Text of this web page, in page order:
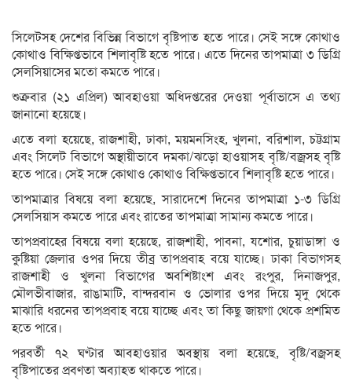
সিলেটসহ দেশের বিভিন্ন বিভাগে বৃষ্টিপাত হতে পারে। সেই সঙ্গে কোথাও
কোথাও বিক্ষিপ্তভাবে শিলাবৃষ্টি হতে পারে। এতে দিনের তাপমাত্রা ৩ ডিগ্রি
সেলসিয়াসের মতো কমতে পারে।
শুক্রবার (২১ এপ্রিল) আবহাওয়া অধিদপ্তরের দেওয়া পূর্বাভাসে এ তথ্য
জানানো হয়েছে।
এতে বলা হয়েছে, রাজশাহী, ঢাকা, ময়মনসিংহ, খুলনা, বরিশাল, চট্টগ্রাম
এবং সিলেট বিভাগে অস্থায়ীভাবে দমকা/ঝড়ো হাওয়াসহ বৃষ্টি/বজ্রসহ বৃষ্টি
হতে পারে। সেই সঙ্গে কোথাও কোথাও বিক্ষিপ্তভাবে শিলাবৃষ্টি হতে পারে।
তাপমাত্রার বিষয়ে বলা হয়েছে, সারাদেশে দিনের তাপমাত্রা ১-৩ ডিগ্রি
সেলসিয়াস কমতে পারে এবং রাতের তাপমাত্রা সামান্য কমতে পারে।
তাপপ্রবাহের বিষয়ে বলা হয়েছে, রাজশাহী, পাবনা, যশোর, চুয়াডাঙ্গা ও
কুষ্টিয়া জেলার ওপর দিয়ে তীব্র তাপপ্রবাহ বয়ে যাচ্ছে। ঢাকা বিভাগসহ
রাজশাহী ও খুলনা বিভাগের অবশিষ্টাংশ এবং রংপুর, দিনাজপুর,
মৌলভীবাজার, রাঙামাটি, বান্দরবান ও ভোলার ওপর দিয়ে মৃদু থেকে
মাঝারি ধরনের তাপপ্রবাহ বয়ে যাচ্ছে এবং তা কিছু জায়গা থেকে প্রশমিত
হতে পারে।
পরবর্তী ৭২ ঘণ্টার আবহাওয়ার অবস্থায় বলা হয়েছে, বৃষ্টি/বজ্রসহ
বৃষ্টিপাতের প্রবণতা অব্যাহত থাকতে পারে।